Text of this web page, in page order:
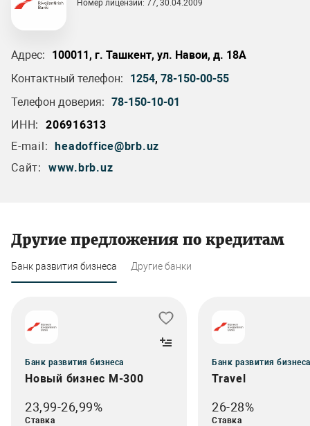
Номер лицензии: 77, 30.04.2009
Адрес:
100011, г. Ташкент, ул. Навои, д. 18А
Контактный телефон:
1254, 78-150-00-55
Телефон доверия: 78-150-10-01
ИНН:
206916313
E-mail:
headoffice@brb.uz
Сайт:
www.brb.uz
Другие предложения по кредитам
Банк развития бизнеса Другие банки
Банк развития бизнеса
Новый бизнес M-300
23,99-26,99%
Ставка
Банк развития бизнеса
Travel
26-28%
Ставка